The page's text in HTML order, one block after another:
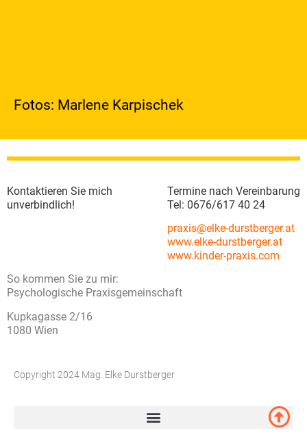
Fotos: Marlene Karpischek
Kontaktieren Sie mich
unverbindlich!
Termine nach Vereinbarung
Tel: 0676/617 40 24
praxis@elke-durstberger.at
www.elke-durstberger.at
www.kinder-praxis.com
So kommen Sie zu mir:
Psychologische Praxisgemeinschaft
Kupkagasse 2/16
1080 Wien
Copyright 2024 Mag. Elke Durstberger